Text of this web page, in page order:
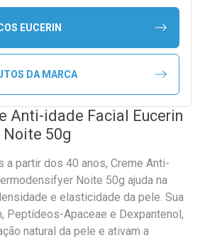
EUCERIN
DA MARCA
Anti-idade Facial Eucerin
Noite 50g
a partir dos 40 anos, Creme Anti-
Noite 50g ajuda na
e elasticidade da pele. Sua
Peptídeos-Apaceae e Dexpantenol,
natural da pele e ativam a